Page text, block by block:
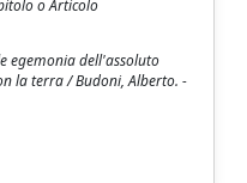
o Articolo
egemonia dell'assoluto
la terra / Budoni, Alberto. -